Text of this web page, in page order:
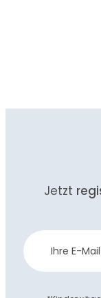
Jetzt
Newsletter
Anmeldung